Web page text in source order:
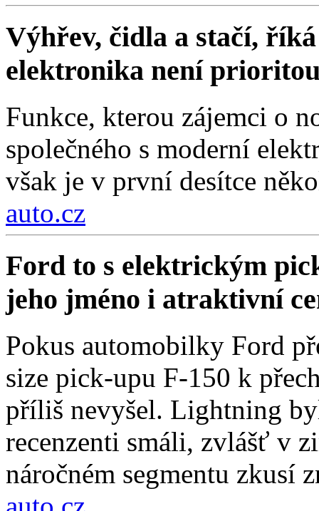
Výhřev, čidla a stačí,
elektronika není
Funkce, kterou zájemci o
společného s moderní
však je v první desítce
auto.cz
Ford to s elektrickým
jeho jméno i atraktivní
Pokus automobilky Ford
size pick-upu F-150 k
příliš nevyšel. Lightning
recenzenti smáli, zvlášť v
náročném segmentu zkusí